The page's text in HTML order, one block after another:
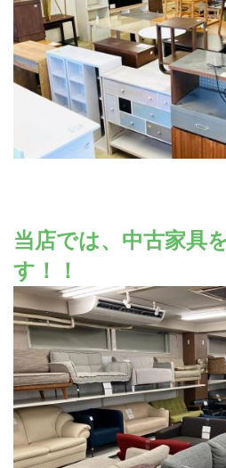
当店では、中古家具
す！！